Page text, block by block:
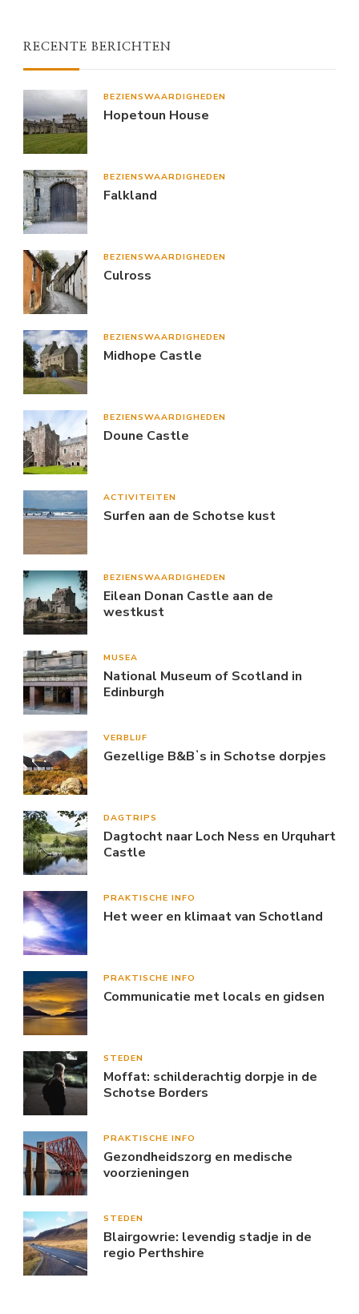
RECENTE BERICHTEN
BEZIENSWAARDIGHEDEN
Hopetoun House
BEZIENSWAARDIGHEDEN
Falkland
BEZIENSWAARDIGHEDEN
Culross
BEZIENSWAARDIGHEDEN
Midhope Castle
BEZIENSWAARDIGHEDEN
Doune Castle
ACTIVITEITEN
Surfen aan de Schotse kust
BEZIENSWAARDIGHEDEN
Eilean Donan Castle aan de
westkust
MUSEA
National Museum of Scotland in
Edinburgh
VERBLIJF
Gezellige B&Bʼs in Schotse dorpjes
DAGTRIPS
Dagtocht naar Loch Ness en Urquhart
Castle
PRAKTISCHE INFO
Het weer en klimaat van Schotland
PRAKTISCHE INFO
Communicatie met locals en gidsen
STEDEN
Moffat: schilderachtig dorpje in de
Schotse Borders
PRAKTISCHE INFO
Gezondheidszorg en medische
voorzieningen
STEDEN
Blairgowrie: levendig stadje in de
regio Perthshire